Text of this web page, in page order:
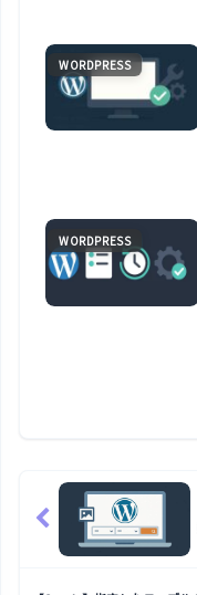
WORDPRESS
WORDPRESS